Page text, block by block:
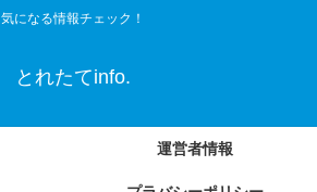
気になる情報チェック！
とれたてinfo.
運営者情報